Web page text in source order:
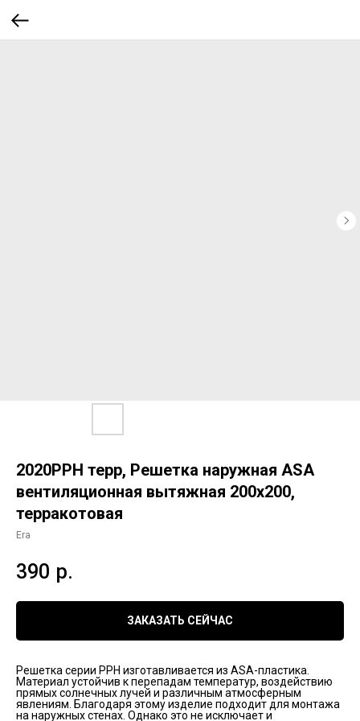
2020РРН терр, Решетка наружная ASA
вентиляционная вытяжная 200х200,
терракотовая
Era
390 р.
ЗАКАЗАТЬ СЕЙЧАС
Решетка серии РРН изготавливается из ASA-пластика.
Материал устойчив к перепадам температур, воздействию
прямых солнечных лучей и различным атмосферным
явлениям. Благодаря этому изделие подходит для монтажа
на наружных стенах. Однако это не исключает и